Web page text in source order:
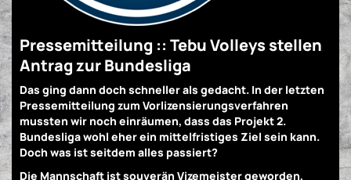
Pressemitteilung :: Tebu Volleys stellen
Antrag zur Bundesliga
Das ging dann doch schneller als gedacht. In der letzten
Pressemitteilung zum Vorlizensierungsverfahren
mussten wir noch einräumen, dass das Projekt 2.
Bundesliga wohl eher ein mittelfristiges Ziel sein kann.
Doch was ist seitdem alles passiert?
Die Mannschaft ist souverän Vizemeister geworden,